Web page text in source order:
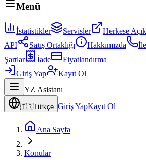
Menü
İstatistikler Servisler
Herkese
API
Satış Ortaklığı Hakkımızda
Şartlar
İade
Fiyatlandırma
Giriş Yap
Kayıt Ol
YZ Asistanı
🇹🇷Türkçe Giriş YapKayıt Ol
Ana Sayfa
Konular